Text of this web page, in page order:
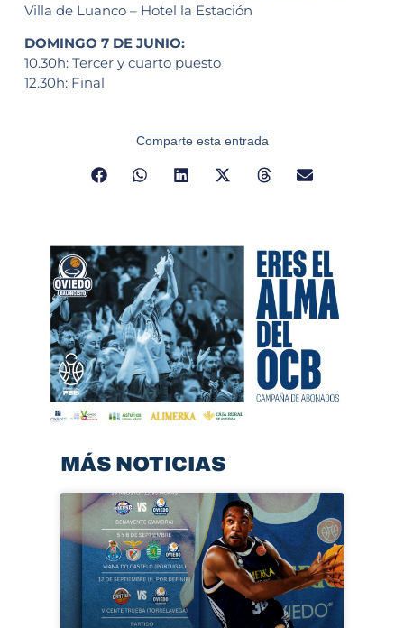
Villa de Luanco – Hotel la Estación
DOMINGO 7 DE JUNIO:
10.30h: Tercer y cuarto puesto
12.30h: Final
Comparte esta entrada
MÁS NOTICIAS